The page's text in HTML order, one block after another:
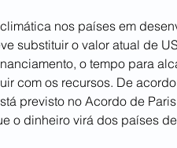
nos países em
substituir o valor atual de
o tempo para
com os recursos. De
previsto no Acordo de
o dinheiro virá dos países